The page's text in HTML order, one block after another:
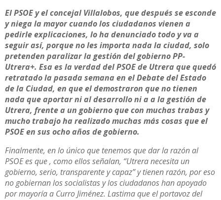
El PSOE y el concejal Villalobos, que después se esconde
y niega la mayor cuando los ciudadanos vienen a
pedirle explicaciones, lo ha denunciado todo y va a
seguir así, porque no les importa nada la ciudad, solo
pretenden paralizar la gestión del gobierno PP-
Utrera+. Esa es la verdad del PSOE de Utrera que quedó
retratado la pasada semana en el Debate del Estado
de la Ciudad, en que el demostraron que no tienen
nada que aportar ni al desarrollo ni a a la gestión de
Utrera, frente a un gobierno que con muchas trabas y
mucho trabajo ha realizado muchas más cosas que el
PSOE en sus ocho años de gobierno.
Finalmente, en lo único que tenemos que dar la razón al
PSOE es que , como ellos señalan, “Utrera necesita un
gobierno, serio, transparente y capaz” y tienen razón, por eso
no gobiernan los socialistas y los ciudadanos han apoyado
por mayoría a Curro Jiménez. Lastima que el portavoz del